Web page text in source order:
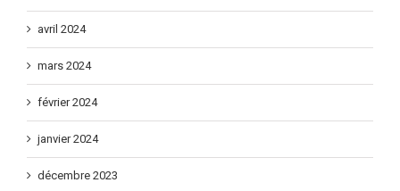
avril 2024
mars 2024
février 2024
janvier 2024
décembre 2023